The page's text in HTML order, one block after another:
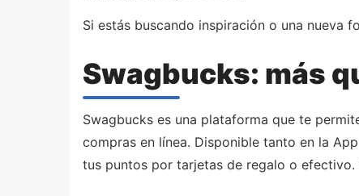
Si estás buscando inspiración o una nueva
Swagbucks: más
Swagbucks es una plataforma que te
compras en línea. Disponible tanto en la
tus puntos por tarjetas de regalo o